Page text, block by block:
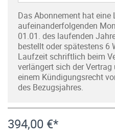
Das Abonnement hat
aufeinanderfolgenden
01.01. des laufenden
bestellt oder spätestens 6
Laufzeit schriftlich beim
verlängert sich der
einem Kündigungsrecht
des Bezugsjahres.
394,00 €*